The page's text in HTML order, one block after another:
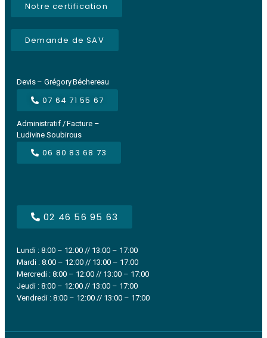
Notre certification
Demande de SAV
Devis – Grégory Béchereau
07 64 71 55 67
Administratif / Facture –
Ludivine Soubirous
06 80 83 68 73
02 46 56 95 63
Lundi : 8:00 – 12:00 // 13:00 – 17:00
Mardi : 8:00 – 12:00 // 13:00 – 17:00
Mercredi : 8:00 – 12:00 // 13:00 – 17:00
Jeudi : 8:00 – 12:00 // 13:00 – 17:00
Vendredi : 8:00 – 12:00 // 13:00 – 17:00